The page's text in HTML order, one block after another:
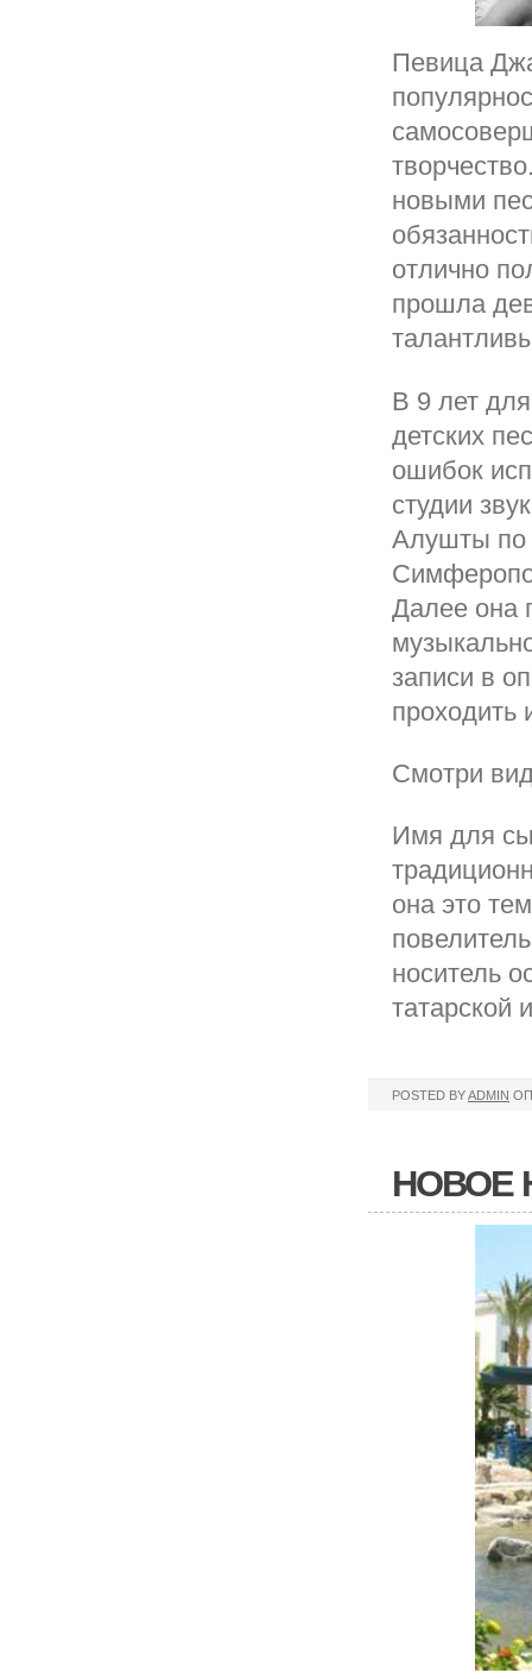
Певица
новыми
отлично
прошла
В 9 лет
детских
ошибок
студии
Алушты по
Далее она
записи в
проходить
Смотри
Имя для
она это
носитель
татарской
POSTED BYADMIN
НОВОЕ